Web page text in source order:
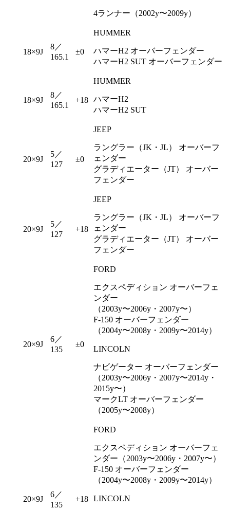
4ランナー（2002y〜2009y）
18×9J
8／
165.1
±0
HUMMER
ハマーH2 オーバーフェンダー
ハマーH2 SUT オーバーフェンダー
18×9J
8／
165.1
+18
HUMMER
ハマーH2
ハマーH2 SUT
20×9J
5／
127
±0
JEEP
ラングラー（JK・JL） オーバーフ
ェンダー
グラディエーター（JT） オーバー
フェンダー
20×9J
5／
127
+18
JEEP
ラングラー（JK・JL） オーバーフ
ェンダー
グラディエーター（JT） オーバー
フェンダー
20×9J
6／
135
±0
FORD
エクスペディション オーバーフェ
ンダー
（2003y〜2006y・2007y〜）
F-150 オーバーフェンダー
（2004y〜2008y・2009y〜2014y）
LINCOLN
ナビゲーター オーバーフェンダー
（2003y〜2006y・2007y〜2014y・
2015y〜）
マークLT オーバーフェンダー
（2005y〜2008y）
20×9J
6／
135
+18
FORD
エクスペディション オーバーフェ
ンダー（2003y〜2006y・2007y〜）
F-150 オーバーフェンダー
（2004y〜2008y・2009y〜2014y）
LINCOLN